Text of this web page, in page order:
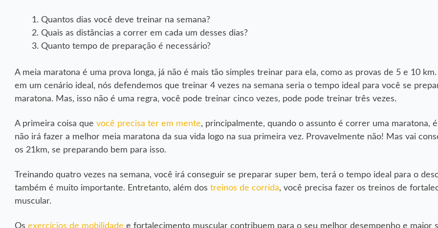
Quantos dias você deve treinar na semana?
Quais as distâncias a correr em cada um desses dias?
Quanto tempo de preparação é necessário?
A meia maratona é uma prova longa, já não é mais tão simples treinar para ela, como as provas de 5 e 10
em um cenário ideal, nós defendemos que treinar 4 vezes na semana seria o tempo ideal para você se
maratona. Mas, isso não é uma regra, você pode treinar cinco vezes, pode pode treinar três vezes.
A primeira coisa que você precisa ter em mente, principalmente, quando o assunto é correr uma maratona,
não irá fazer a melhor meia maratona da sua vida logo na sua primeira vez. Provavelmente não! Mas vai
os 21km, se preparando bem para isso.
Treinando quatro vezes na semana, você irá conseguir se preparar super bem, terá o tempo ideal para o
também é muito importante. Entretanto, além dos treinos de corrida, você precisa fazer os treinos de
muscular.
Os exercícios de mobilidade e fortalecimento muscular contribuem para o seu melhor desempenho e maior